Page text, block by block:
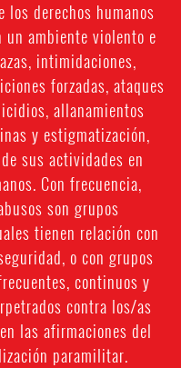
los derechos humanos
un ambiente violento e
intimidaciones,
forzadas, ataques
allanamientos
y estigmatización,
sus actividades en
Con frecuencia,
son grupos
tienen relación con
o con grupos
continuos y
contra los/as
las afirmaciones del
paramilitar.